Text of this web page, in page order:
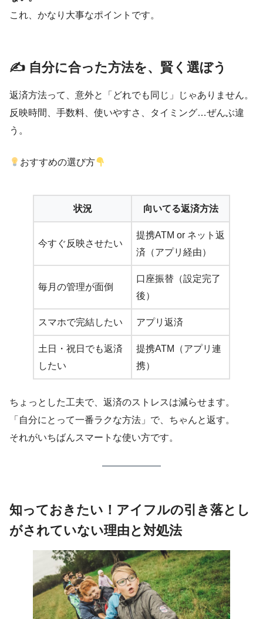
これ、かなり大事なポイントです。
✍️ 自分に合った方法を、賢く選ぼう
返済方法って、意外と「どれでも同じ」じゃありません。
反映時間、手数料、使いやすさ、タイミング…ぜんぶ違
う。
おすすめの選び方
状況 向いてる返済方法
今すぐ反映させたい
提携ATM or ネット返
済（アプリ経由）
毎月の管理が面倒
口座振替（設定完了
後）
スマホで完結したい アプリ返済
土日・祝日でも返済
したい
提携ATM（アプリ連
携）
ちょっとした工夫で、返済のストレスは減らせます。
「自分にとって一番ラクな方法」で、ちゃんと返す。
それがいちばんスマートな使い方です。
知っておきたい！アイフルの引き落とし
がされていない理由と対処法